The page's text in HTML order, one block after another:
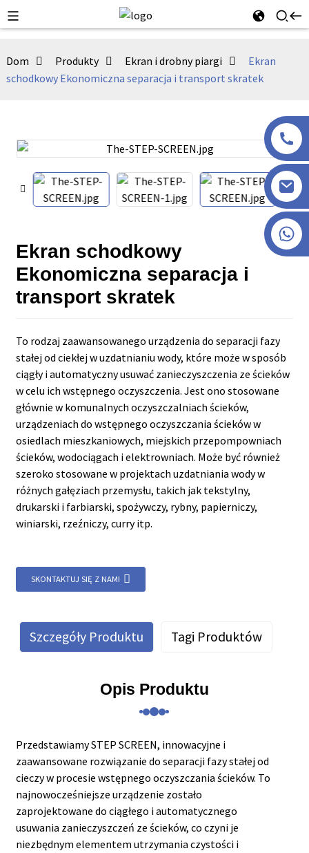
Dom Produkty Ekran i drobny piargi
Ekran
schodkowy Ekonomiczna separacja i transport skratek
Ekran schodkowy
Ekonomiczna separacja i
transport skratek
To rodzaj zaawansowanego urządzenia do separacji fazy
stałej od ciekłej w uzdatnianiu wody, które może w sposób
ciągły i automatyczny usuwać zanieczyszczenia ze ścieków
w celu ich wstępnego oczyszczenia. Jest ono stosowane
głównie w komunalnych oczyszczalniach ścieków,
urządzeniach do wstępnego oczyszczania ścieków w
osiedlach mieszkaniowych, miejskich przepompowniach
ścieków, wodociągach i elektrowniach. Może być również
szeroko stosowane w projektach uzdatniania wody w
różnych gałęziach przemysłu, takich jak tekstylny,
drukarski i farbiarski, spożywczy, rybny, papierniczy,
winiarski, rzeźniczy, curry itp.
SKONTAKTUJ SIĘ Z NAMI
Szczegóły Produktu Tagi Produktów
Opis Produktu
Przedstawiamy STEP SCREEN, innowacyjne i
zaawansowane rozwiązanie do separacji fazy stałej od
cieczy w procesie wstępnego oczyszczania ścieków. To
najnowocześniejsze urządzenie zostało
zaprojektowane do ciągłego i automatycznego
usuwania zanieczyszczeń ze ścieków, co czyni je
niezbędnym elementem utrzymania czystości i